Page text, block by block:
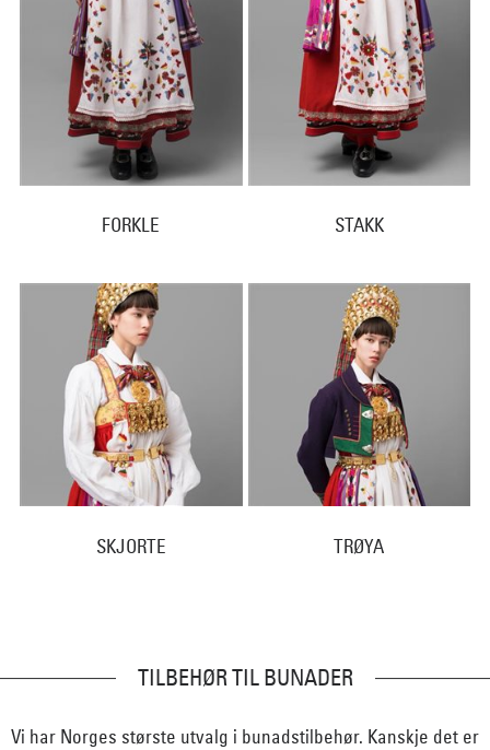
FORKLE STAKK
SKJORTE TRØYA
TILBEHØR TIL BUNADER
Vi har Norges største utvalg i bunadstilbehør. Kanskje det er